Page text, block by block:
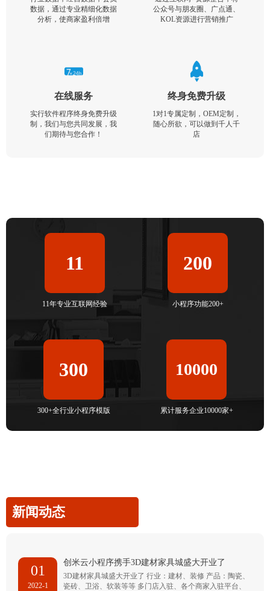
数据，通过专业精细化数据
分析，使商家盈利倍增
公众号与朋友圈、广点通、
KOL资源进行营销推广
在线服务
实行软件程序终身免费升级
制，我们与您共同发展，我
们期待与您合作！
终身免费升级
1对1专属定制，OEM定制，
随心所欲，可以做到千人千
店
11
11年专业互联网经验
200
小程序功能200+
300
300+全行业小程序模版
10000
累计服务企业10000家+
新闻动态
01
2022-1
创米云小程序携手3D建材家具城盛大开业了
3D建材家具城盛大开业了 行业：建材、装修 产品：陶瓷、
瓷砖、卫浴、软装等等 多门店入驻、各个商家入驻平台、